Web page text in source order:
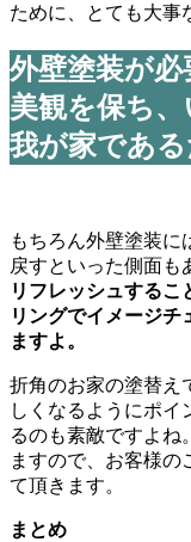
ために、とても大事
外壁塗装が必
美観を保ち
我が家であ
もちろん外壁塗装に
戻すといった側面も
リフレッシュするこ
リングでイメージチ
ますよ。
折角のお家の塗替え
しくなるようにポイ
るのも素敵ですよね
ますので、お客様の
て頂きます。
まとめ